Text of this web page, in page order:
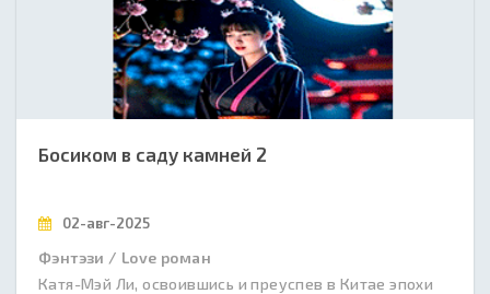
Босиком в саду камней 2
02-авг-2025
Фэнтэзи / Love роман
Катя-Мэй Ли, освоившись и преуспев в Китае эпохи